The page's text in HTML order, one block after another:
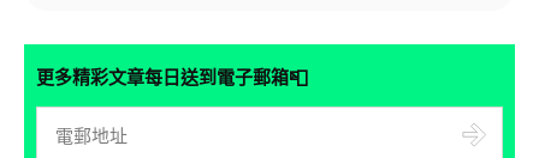
更多精彩文章每日送到電子郵箱📮